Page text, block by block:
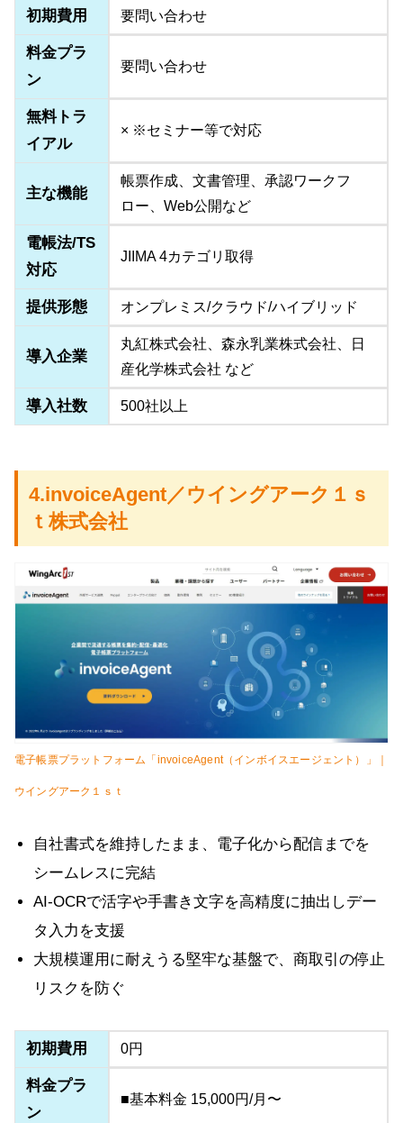
初期費用 要問い合わせ
料金プラ
ン
要問い合わせ
無料トラ
イアル
× ※セミナー等で対応
主な機能
帳票作成、文書管理、承認ワークフ
ロー、Web公開など
電帳法/TS
対応
JIIMA 4カテゴリ取得
提供形態 オンプレミス/クラウド/ハイブリッド
導入企業
丸紅株式会社、森永乳業株式会社、日
産化学株式会社 など
導入社数 500社以上
4.invoiceAgent／ウイングアーク１ｓ
ｔ株式会社
電子帳票プラットフォーム「invoiceAgent（インボイスエージェント）」｜
ウイングアーク１ｓｔ
自社書式を維持したまま、電子化から配信までを
シームレスに完結
AI-OCRで活字や手書き文字を高精度に抽出しデー
タ入力を支援
大規模運用に耐えうる堅牢な基盤で、商取引の停止
リスクを防ぐ
初期費用 0円
料金プラ
ン
■基本料金 15,000円/月〜